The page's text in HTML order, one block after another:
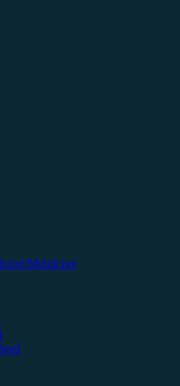
Metalcore